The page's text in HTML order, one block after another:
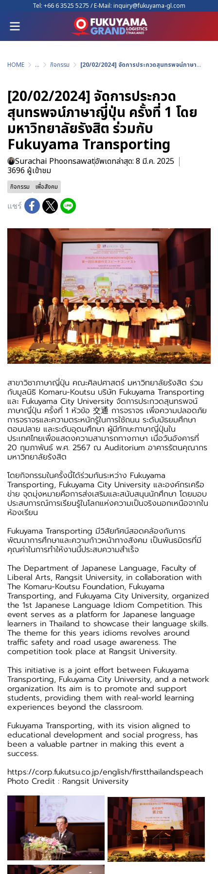
Tel: +66 6 3525 5275 / E-Mail: inquiry@fukuyama-gl.com
HOME ... กิจกรรม [20/02/2024] จัดการประกวดสุนทรพจน์ภาษาญี่ปุ่น ครั้งที่ 1 โดยมหาวิทยาลัยรังสิต ร่วมกับ Fukuyama Transporting
[20/02/2024] จัดการประกวด
สุนทรพจน์ภาษาญี่ปุ่น ครั้งที่ 1 โดย
มหาวิทยาลัยรังสิต ร่วมกับ
Fukuyama Transporting
Surachai Phoonsawatอัพเดทล่าสุด: 8 มี.ค. 2025
3696 ผู้เข้าชม
กิจกรรม เพื่อสังคม
แชร์
สาขาวิชาภาษาญี่ปุ่น คณะศิลปศาสตร์ มหาวิทยาลัยรังสิต ร่วม
กับมูลนิธิ Komaru-Koutsu บริษัท Fukuyama Transporting
และ Fukuyama City University จัดการประกวดสุนทรพจน์
ภาษาญี่ปุ่น ครั้งที่ 1 หัวข้อ 交通 การจราจร เพื่อความปลอดภัย
การจราจรและความตระหนักรู้ในการใช้ถนน ระดับมัธยมศึกษา
ตอนปลาย และระดับอุดมศึกษา ผู้มีทักษะภาษาญี่ปุ่นใน
ประเทศไทยเพื่อแสดงความสามารถทางภาษา เมื่อวันอังคารที่
20 กุมภาพันธ์ พ.ศ. 2567 ณ Auditorium อาคารรัตนคุณากร
มหาวิทยาลัยรังสิต
โดยกิจกรรมในครั้งนี้ได้ร่วมกันระหว่าง Fukuyama
Transporting, Fukuyama City University และองค์กรเครือ
ข่าย จุดมุ่งหมายคือการส่งเสริมและสนับสนุนนักศึกษา โดยมอบ
ประสบการณ์การเรียนรู้ในโลกแห่งความเป็นจริงนอกเหนือจากใน
ห้องเรียน
Fukuyama Transporting มีวิสัยทัศน์สอดคล้องกับการ
พัฒนาการศึกษาและความก้าวหน้าทางสังคม เป็นพันธมิตรที่มี
คุณค่าในการทำให้งานนี้ประสบความสำเร็จ
The Department of Japanese Language, Faculty of
Liberal Arts, Rangsit University, in collaboration with
The Komaru-Koutsu Foundation, Fukuyama
Transporting, and Fukuyama City University, organized
the 1st Japanese Language Idiom Competition. This
event serves as a platform for Japanese language
learners in Thailand to showcase their language skills.
The theme for this years idioms revolves around
traffic safety and road usage awareness. The
competition took place at Rangsit University.
This initiative is a joint effort between Fukuyama
Transporting, Fukuyama City University, and a network
organization. Its aim is to promote and support
students, providing them with real-world learning
experiences beyond the classroom.
Fukuyama Transporting, with its vision aligned to
educational development and social progress, has
been a valuable partner in making this event a
success.
https://corp.fukutsu.co.jp/english/firstthailandspeach
Photo Credit : Rangsit University